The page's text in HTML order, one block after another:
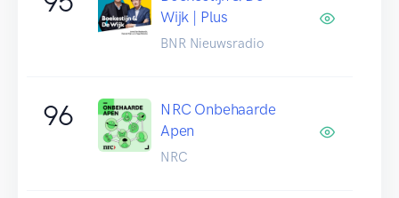
Wijk | Plus
BNR Nieuwsradio
96
NRC Onbehaarde
Apen
NRC